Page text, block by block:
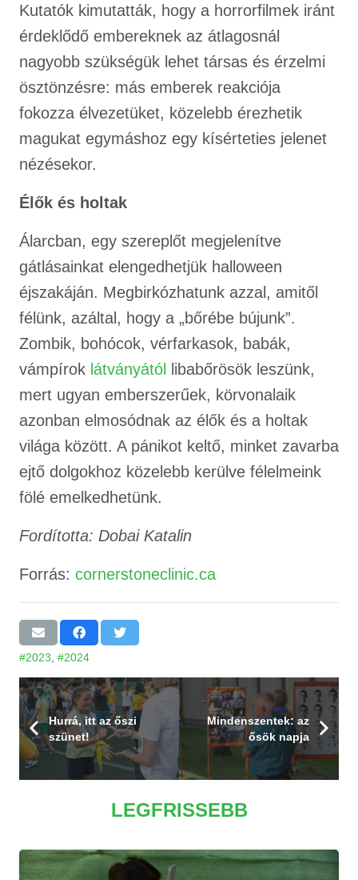
Kutatók kimutatták, hogy a horrorfilmek iránt
érdeklődő embereknek az átlagosnál
nagyobb szükségük lehet társas és érzelmi
ösztönzésre: más emberek reakciója
fokozza élvezetüket, közelebb érezhetik
magukat egymáshoz egy kísérteties jelenet
nézésekor.
É lők és holtak
Álarcban, egy szereplőt megjelenítve
gátlásainkat elengedhetjük halloween
éjszakáján. Megbirkózhatunk azzal, amitől
félünk, azáltal, hogy a „bőrébe bújunk”.
Zombik, bohócok, vérfarkasok, babák,
vámpírok látványától
libabőrösök leszünk,
mert ugyan emberszerűek, körvonalaik
azonban elmosódnak az élők és a holtak
világa között. A pánikot keltő, minket zavarba
ejtő dolgokhoz közelebb kerülve félelmeink
fölé emelkedhetünk.
Fordította: Dobai Katalin
Forrás: cornerstoneclinic.ca
#2023 #2024
Hurrá, itt az őszi
szünet!
Mindenszentek: az
ősök napja
LEGFRISSEBB